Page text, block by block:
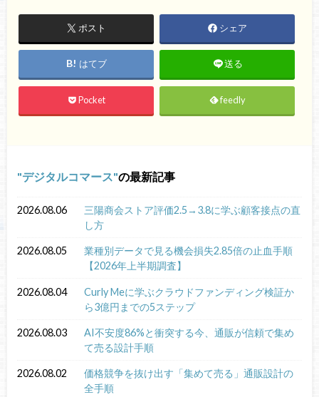
ポスト シェア
はてブ 送る
Pocket feedly
デジタルコマース の最新記事
2026.08.06
三陽商会ストア評価2.5→3.8に学ぶ顧客接点の直
し方
2026.08.05
業種別データで見る機会損失2.85倍の止血手順
【2026年上半期調査】
2026.08.04
Curly Meに学ぶクラウドファンディング検証か
ら3億円までの5ステップ
2026.08.03
AI不安度86%と衝突する今、通販が信頼で集め
て売る設計手順
2026.08.02
価格競争を抜け出す「集めて売る」通販設計の
全手順